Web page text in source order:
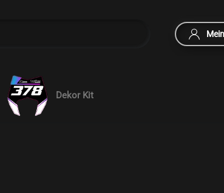
Dekor Kit